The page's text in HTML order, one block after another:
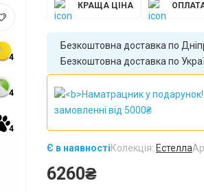
4
4
4
КРАЩА ЦІНА
Безкоштовна доставка по
Безкоштовна доставка по
Є в наявностіКолекція: Естелла
6260₴